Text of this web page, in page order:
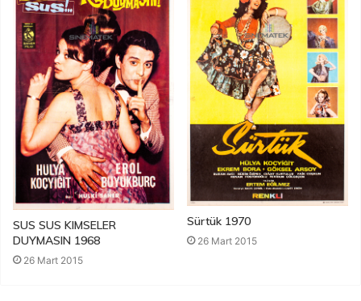
SUS SUS KIMSELER
DUYMASIN 1968
26 Mart 2015
Sürtük 1970
26 Mart 2015